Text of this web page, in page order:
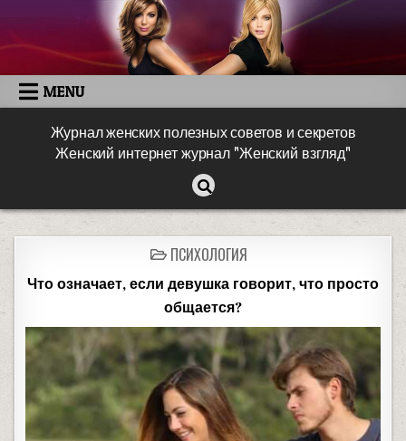
MENU
Журнал женских полезных советов и секретов
Женский интернет журнал "Женский взгляд"
ПСИХОЛОГИЯ
Что означает, если девушка говорит, что просто
общается?